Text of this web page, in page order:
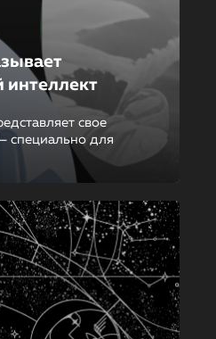
интеллект
свое
специально для